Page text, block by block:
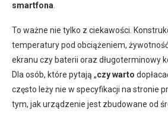
smartfona
To ważne nie tylko z ciekawości.
temperatury pod obciążeniem,
ekranu czy baterii oraz długoterminowy
Dla osób, które pytają „czy warto
często leży nie w specyfikacji na stronie
tym, jak urządzenie jest zbudowane od